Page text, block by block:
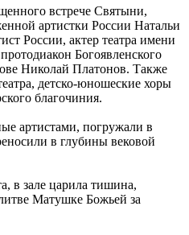
встрече Святыни,
артистки России Натальи
России, актер театра имени
Богоявленского
Николай Платонов. Также
детско-юношеские хоры
благочиния.
артистами, погружали в
в глубины вековой
в зале царила тишина,
Матушке Божьей за